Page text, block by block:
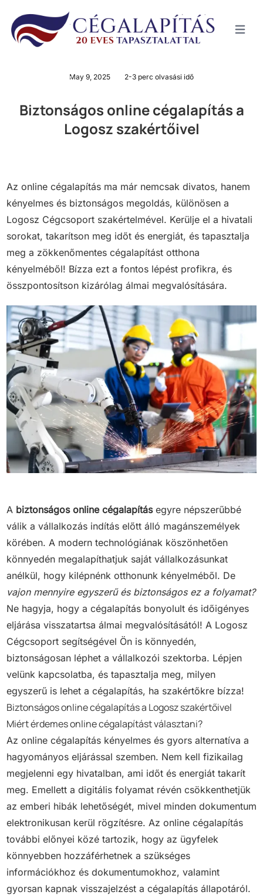
MenÜ
May 9, 2025 2-3 perc olvasási idő
Biztonságos online cégalapítás a
Logosz szakértőivel
Az online cégalapítás ma már nemcsak divatos, hanem
kényelmes és biztonságos megoldás, különösen a
Logosz Cégcsoport szakértelmével. Kerülje el a hivatali
sorokat, takarítson meg időt és energiát, és tapasztalja
meg a zökkenőmentes cégalapítást otthona
kényelméből! Bízza ezt a fontos lépést profikra, és
összpontosítson kizárólag álmai megvalósítására.
A biztonságos online cégalapításegyre népszerűbbé
válik a vállalkozás indítás előtt álló magánszemélyek
körében. A modern technológiának köszönhetően
könnyedén megalapíthatjuk saját vállalkozásunkat
anélkül, hogy kilépnénk otthonunk kényelméből. De
vajon mennyire egyszerű és biztonságos ez a folyamat?
Ne hagyja, hogy a cégalapítás bonyolult és időigényes
eljárása visszatartsa álmai megvalósításától! A Logosz
Cégcsoport segítségével Ön is könnyedén,
biztonságosan léphet a vállalkozói szektorba. Lépjen
velünk kapcsolatba, és tapasztalja meg, milyen
egyszerű is lehet a cégalapítás, ha szakértőkre bízza!
Biztonságos online cégalapítás a Logosz szakértőivel
Miért érdemes online cégalapítást választani?
Az online cégalapítás kényelmes és gyors alternatíva a
hagyományos eljárással szemben. Nem kell fizikailag
megjelenni egy hivatalban, ami időt és energiát takarít
meg. Emellett a digitális folyamat révén csökkenthetjük
az emberi hibák lehetőségét, mivel minden dokumentum
elektronikusan kerül rögzítésre. Az online cégalapítás
további előnyei közé tartozik, hogy az ügyfelek
könnyebben hozzáférhetnek a szükséges
információkhoz és dokumentumokhoz, valamint
gyorsan kapnak visszajelzést a cégalapítás állapotáról.